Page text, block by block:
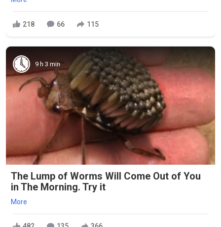
218 66 115
9 h 3 min
The Lump of Worms Will Come Out of You
in The Morning. Try it
More